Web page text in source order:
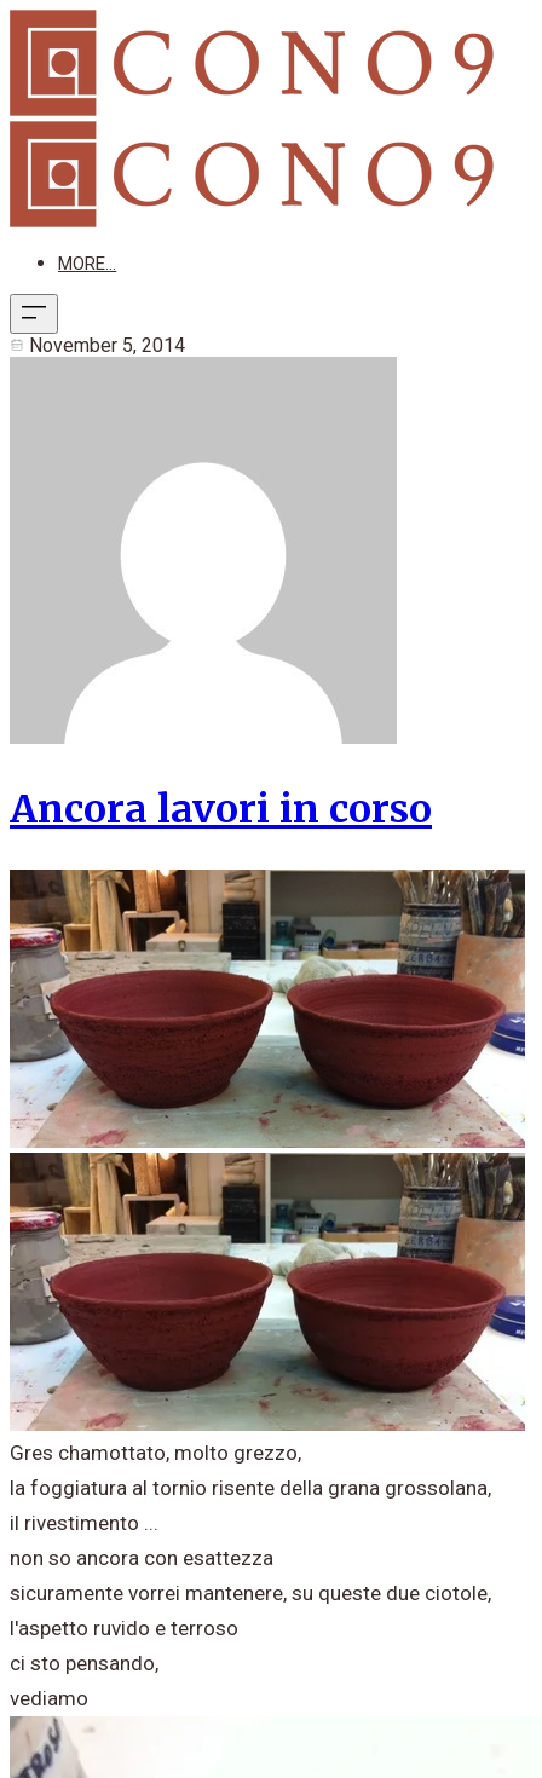
MORE...
November 5, 2014
Ancora lavori in corso
Gres chamottato, molto grezzo,
la foggiatura al tornio risente della grana grossolana,
il rivestimento ...
non so ancora con esattezza
sicuramente vorrei mantenere, su queste due ciotole,
l'aspetto ruvido e terroso
ci sto pensando,
vediamo